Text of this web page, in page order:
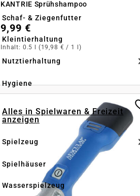
Schaf- & Ziegenfutter
Kleintierhaltung
Nutztierhaltung
Hygiene
Alles in Spielwaren & Freizeit
anzeigen
Spielzeug
Spielhäuser
Wasserspielzeug
KANTRIE Sprühshampoo
9,99 €
Inhalt: 0.5 l (19,98 € / 1 l)